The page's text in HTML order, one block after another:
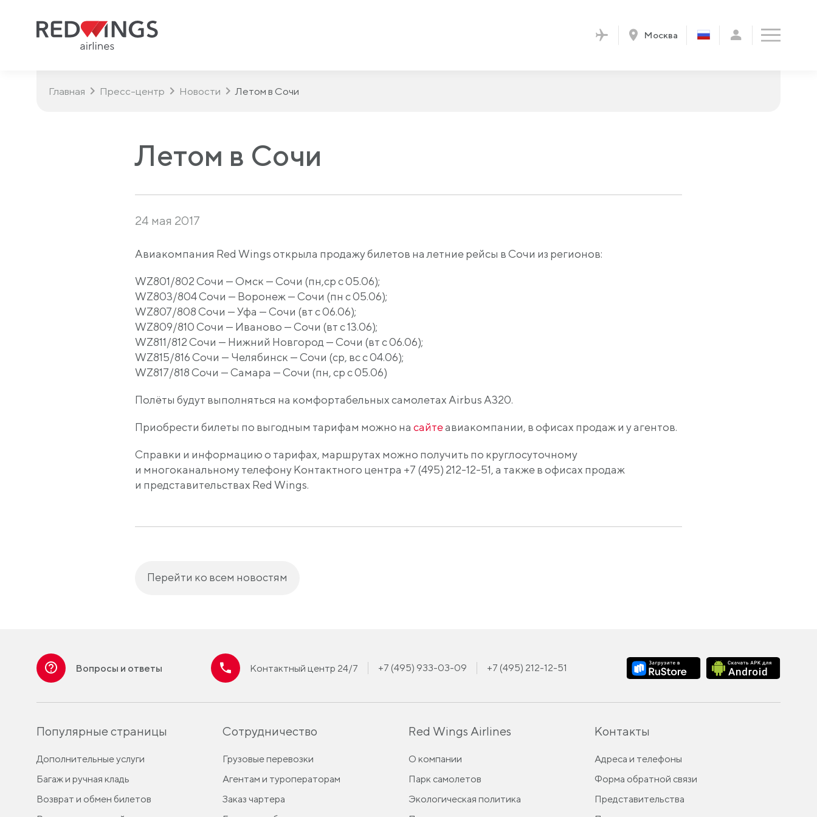
Москва
Главная Пресс-центр Новости Летом в Сочи
Летом в Сочи
24 мая 2017
Авиакомпания Red Wings открыла продажу билетов на летние рейсы в Сочи из регионов:
WZ801/802 Сочи — Омск — Сочи (пн,ср с 05.06);
WZ803/804 Сочи — Воронеж — Сочи (пн с 05.06);
WZ807/808 Сочи — Уфа — Сочи (втс 06.06);
WZ809/810 Сочи — Иваново — Сочи (втс 13.06);
WZ811/812 Сочи — Нижний Новгород — Сочи (втс 06.06);
WZ815/816 Сочи — Челябинск — Сочи (ср, вс с 04.06);
WZ817/818 Сочи — Самара — Сочи (пн, ср с 05.06)
Полёты будут выполняться на комфортабельных самолетах Airbus A320.
Приобрести билеты по выгодным тарифам можно на сайтеавиакомпании, в офисах продаж и у агентов.
Справки и информацию о тарифах, маршрутах можно получить по круглосуточному
и многоканальному телефону Контактного центра +7 (495) 212-12-51, а также в офисах продаж
и представительствах Red Wings.
Перейти ко всем новостям
Вопросы и ответы Контактный центр 24/7 +7 (495) 933-03-09 +7 (495) 212-12-51
Популярные страницы
Дополнительные услуги
Багаж и ручная кладь
Возврат и обмен билетов
Сотрудничество
Грузовые перевозки
Агентам и туроператорам
Заказ чартера
Red Wings Airlines
О компании
Парк самолетов
Экологическая политика
Контакты
Адреса и телефоны
Форма обратной связи
Представительства